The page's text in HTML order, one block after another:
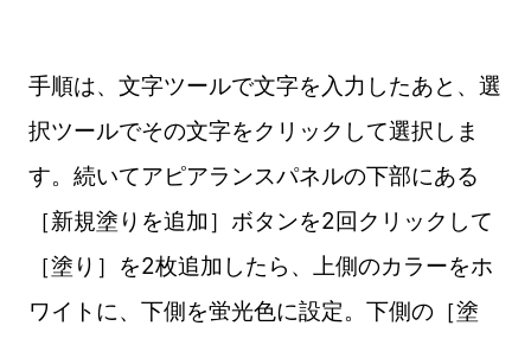
手順は、文字ツールで文字を入力したあと、選
択ツールでその文字をクリックして選択しま
す。続いてアピアランスパネルの下部にある
［新規塗りを追加］ボタンを2回クリックして
［塗り］を2枚追加したら、上側のカラーをホ
ワイトに、下側を蛍光色に設定。下側の［塗